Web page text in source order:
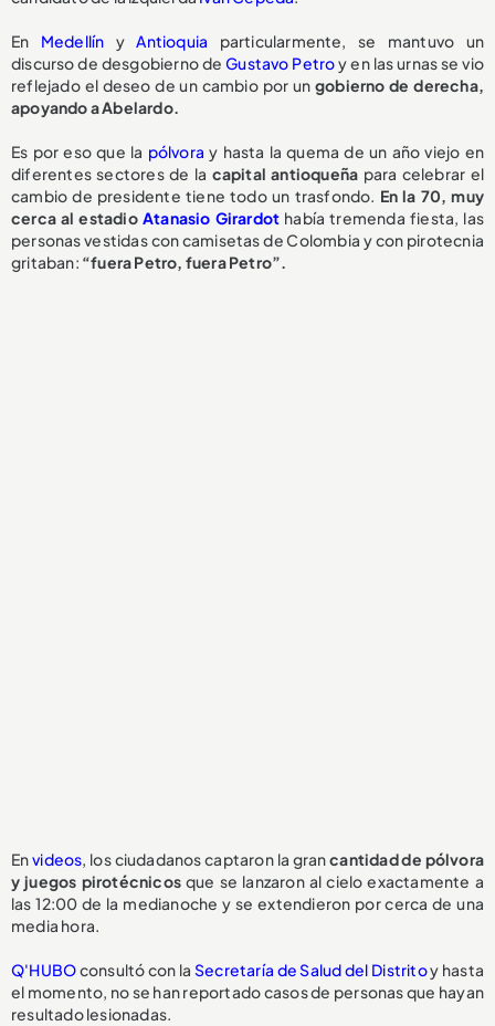
En Medellín yAntioquia particularmente, se mantuvo un
discurso de desgobierno deGustavo Petroy en las urnas se vio
reflejado el deseo de un cambio por un gobierno de derecha,
apoyando a Abelardo.
Es por eso que la pólvoray hasta la quema de un año viejo en
diferentes sectores de la capital antioqueña para celebrar el
cambio de presidente tiene todo un trasfondo. En la 70, muy
cerca al estadio Atanasio Girardot había tremenda fiesta, las
personas vestidas con camisetas de Colombia y con pirotecnia
gritaban: “fuera Petro, fuera Petro”.
Envideos, los ciudadanos captaron la grancantidad de pólvora
y juegos pirotécnicosque se lanzaron al cielo exactamente a
las 12:00 de la medianoche y se extendieron por cerca de una
media hora.
Q'HUBOconsultó con la Secretaría de Salud del Distritoy hasta
el momento, no se han reportado casos de personas que hayan
resultado lesionadas.